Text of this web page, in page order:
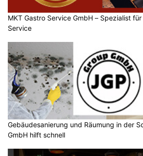
MKT Gastro Service GmbH – Spezialist
Service
Gebäudesanierung und Räumung in der
GmbH hilft schnell